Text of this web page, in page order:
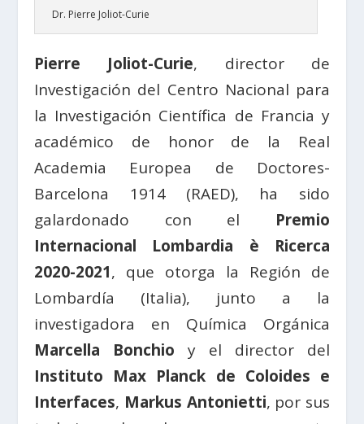
Dr. Pierre Joliot-Curie
Pierre Joliot-Curie, director de
Investigación del Centro Nacional para
la Investigación Científica de Francia y
académico de honor de la Real
Academia Europea de Doctores-
Barcelona 1914 (RAED), ha sido
galardonado con el Premio
Internacional Lombardia è Ricerca
2020-2021, que otorga la Región de
Lombardía (Italia), junto a la
investigadora en Química Orgánica
Marcella Bonchio y el director del
Instituto Max Planck de Coloides e
Interfaces, Markus Antonietti, por sus